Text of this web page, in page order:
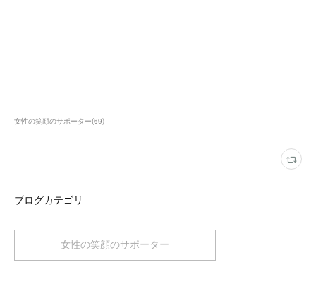
女性の笑顔のサポーター(69)
ブログカテゴリ
女性の笑顔のサポーター